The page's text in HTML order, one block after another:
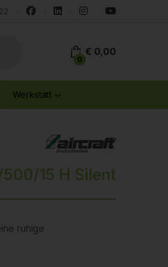
0
€ 0,00
Werkstatt
15 H Silent
ruhige
Dialog geschlossen. Seine Funktionalität ist